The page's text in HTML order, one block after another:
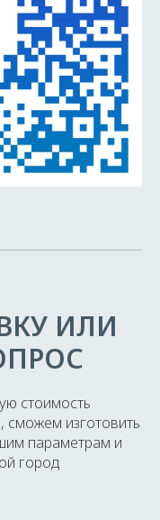
ИЛИ
стоимость
сможем изготовить
параметрам и
город